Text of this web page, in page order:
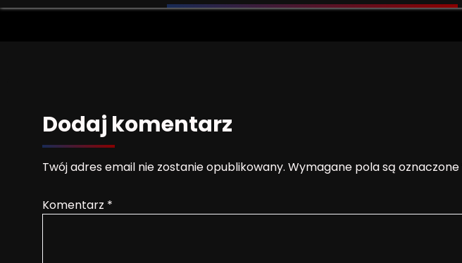
Dodaj komentarz
Twój adres email nie zostanie opublikowany. Wymagane pola są oznaczone
Komentarz *